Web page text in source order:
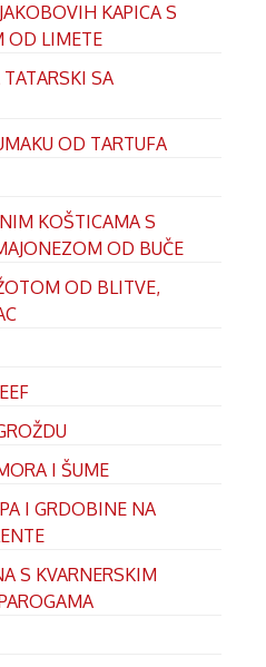
KAPICA S
OD LIMETE
SA
OD TARTUFA
KOŠTICAMA S
OD BUČE
OD BLITVE,
I ŠUME
I GRDOBINE NA
S KVARNERSKIM